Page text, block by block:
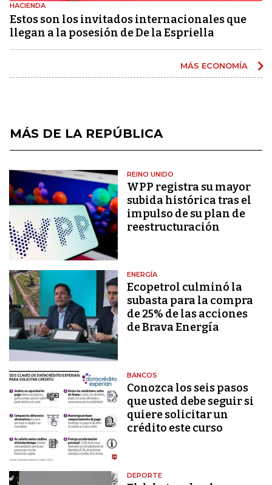
HACIENDA
Estos son los invitados internacionales que
llegan a la posesión de De la Espriella
MÁS ECONOMÍA
MÁS DE LA REPÚBLICA
REINO UNIDO
WPP registra su mayor
subida histórica tras el
impulso de su plan de
reestructuración
ENERGÍA
Ecopetrol culminó la
subasta para la compra
de 25% de las acciones
de Brava Energía
BANCOS
Conozca los seis pasos
que usted debe seguir si
quiere solicitar un
crédito este curso
DEPORTE